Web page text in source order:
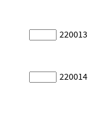
220013
220014